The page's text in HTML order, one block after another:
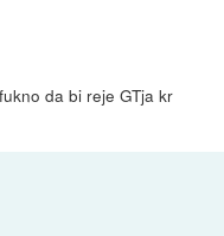
da bi reje GTja kr